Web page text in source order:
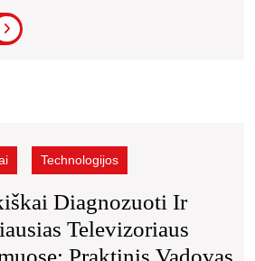
Dažniausias
Robotų
Šiauliuose
Neturint
Serviso
Centro
Pilnas
Straipsnis
Technologijos
Diagnozuoti Ir
Televizoriaus
Praktinis Vadovas